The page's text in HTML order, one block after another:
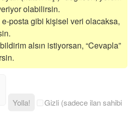
olabilirsin.
posta gibi kişisel veri olacaksa,
alsın istiyorsan, “Cevapla”
Yolla!
Gizli (sadece ilan sahibi